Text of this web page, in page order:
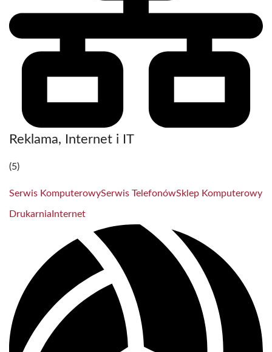
Reklama, Internet i IT
(5)
Serwis KomputerowySerwis TelefonówSklep Komputerowy
Drukarnia Internet